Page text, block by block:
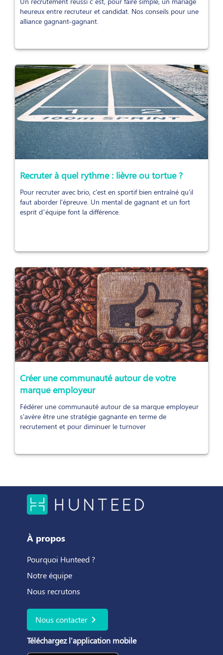
heureux entre recruteur et candidat. Nos conseils pour une
alliance gagnant-gagnant.
Recruter à quel rythme : lièvre ou tortue ?
Pour recruter avec brio, c'est en sportif bien entraîné qu'il
faut aborder l'épreuve. Un mental de gagnant et un fort
esprit d’équipe font la différence.
Créer une communauté autour de votre
marque employeur
Fédérer une communauté autour de sa marque employeur
s'avère être une stratégie gagnante en terme de
recrutement et pour diminuer le turnover
À propos
Pourquoi Hunteed ?
Notre équipe
Nous recrutons
Nous contacter chevron_right
Téléchargez l'application mobile